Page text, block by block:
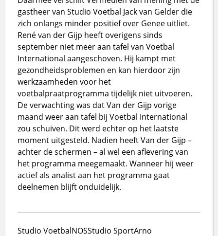
gastheer van Studio Voetbal Jack van Gelder die
zich onlangs minder positief over Genee uitliet.
René van der Gijp heeft overigens sinds
september niet meer aan tafel van Voetbal
International aangeschoven. Hij kampt met
gezondheidsproblemen en kan hierdoor zijn
werkzaamheden voor het
voetbalpraatprogramma tijdelijk niet uitvoeren.
De verwachting was dat Van der Gijp vorige
maand weer aan tafel bij Voetbal International
zou schuiven. Dit werd echter op het laatste
moment uitgesteld. Nadien heeft Van der Gijp –
achter de schermen – al wel een aflevering van
het programma meegemaakt. Wanneer hij weer
actief als analist aan het programma gaat
deelnemen blijft onduidelijk.
Studio VoetbalNOSStudio SportArno